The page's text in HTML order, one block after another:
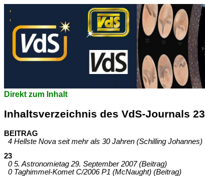
Direkt zum Inhalt
Inhaltsverzeichnis des VdS-Journals 23
BEITRAG
4 Hellste Nova seit mehr als 30 Jahren (Schilling Johannes)
23
0 5. Astronomietag 29. September 2007 (Beitrag)
0 Taghimmel-Komet C/2006 P1 (McNaught) (Beitrag)